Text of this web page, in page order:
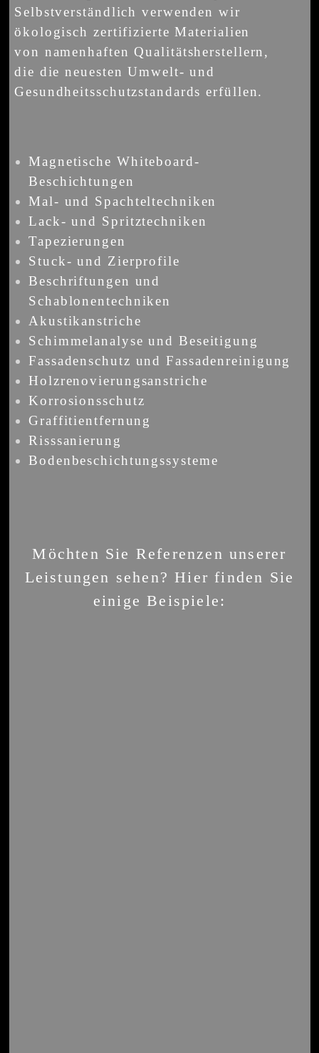
Selbstverständlich verwenden wir
ökologisch zertifizierte Materialien
von namenhaften Qualitätsherstellern,
die die neuesten Umwelt- und
Gesundheitsschutzstandards erfüllen.
Magnetische Whiteboard-
Beschichtungen
Mal- und Spachteltechniken
Lack- und Spritztechniken
Tapezierungen
Stuck- und Zierprofile
Beschriftungen und
Schablonentechniken
Akustikanstriche
Schimmelanalyse und Beseitigung
Fassadenschutz und Fassadenreinigung
Holzrenovierungsanstriche
Korrosionsschutz
Graffitientfernung
Risssanierung
Bodenbeschichtungssysteme
Möchten Sie Referenzen unserer
Leistungen sehen? Hier finden Sie
einige Beispiele: